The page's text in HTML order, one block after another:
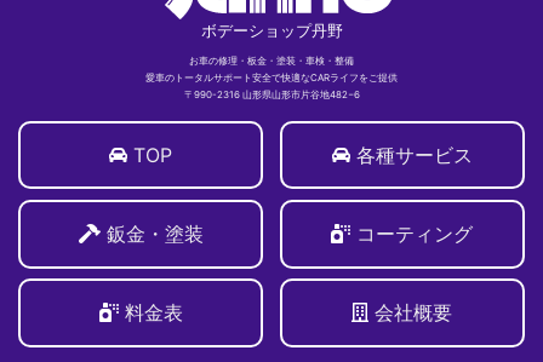
ボデーショップ丹野
お車の修理・板金・塗装・車検・整備
愛車のトータルサポート安全で快適なCARライフをご提供
〒990-2316 山形県山形市片谷地482−6
TOP 各種サービス
鈑金・塗装 コーティング
料金表 会社概要